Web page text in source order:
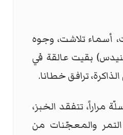
أسماء تلاشت، وجوه
بقيت عالقة في
ترافق خطانا.
مراراً، تتفقد الخبز،
والمعجّنات من